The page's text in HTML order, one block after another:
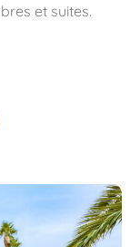
et suites.